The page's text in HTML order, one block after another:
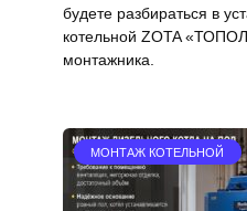
будете разбираться в
котельной ZOTA
монтажника.
МОНТАЖ КОТЕЛЬНОЙ